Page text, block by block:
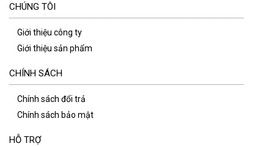
CHÚNG TÔI
Giới thiệu công ty
Giới thiệu sản phẩm
CHÍNH SÁCH
Chính sách đổi trả
Chính sách bảo mật
HỖ TRỢ